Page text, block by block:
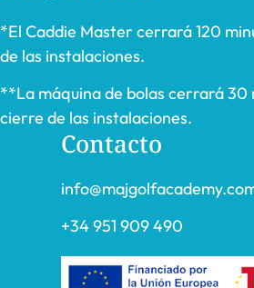
*El Caddie Master cerrará 120
de las instalaciones.
**La máquina de bolas cerrará 30
cierre de las instalaciones.
Contacto
+34 951 909 490